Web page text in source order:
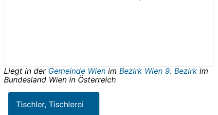
Liegt in der Gemeinde Wien im Bezirk Wien 9. Bezirk im
Bundesland Wien in Österreich
Tischler, Tischlerei